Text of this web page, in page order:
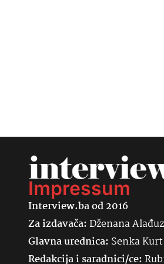
Impressum
Interview.ba od 2016
Za izdavača:Dženana
Glavna urednica: SenkaKurt
Redakcija i saradnici/ce: